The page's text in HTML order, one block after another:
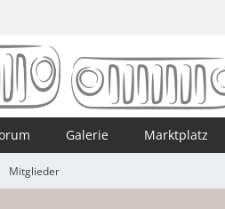
Galerie Marktplatz
Mitglieder